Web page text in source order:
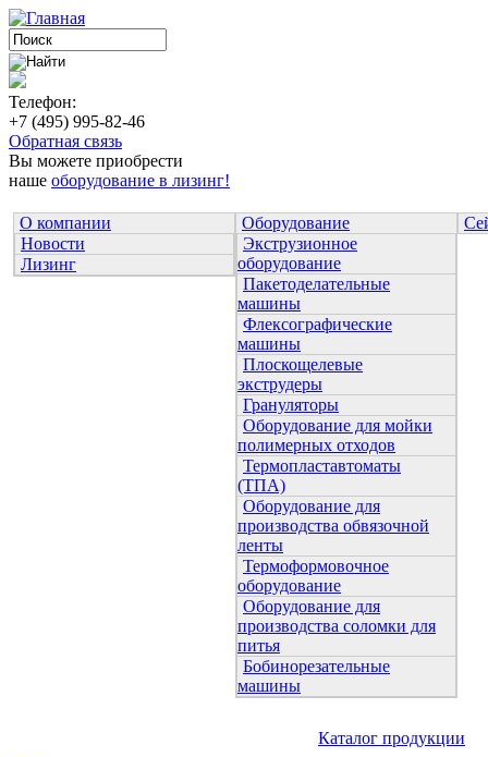
Телефон:
+7 (495) 995-82-46
Обратная связь
Вы можете приобрести
наше оборудование в лизинг!
О компании
Новости
Лизинг
Оборудование
Экструзионное
оборудование
Пакетоделательные
машины
Флексографические
машины
Плоскощелевые
экструдеры
Грануляторы
Оборудование для мойки
полимерных отходов
Термопластавтоматы
(ТПА)
Оборудование для
производства обвязочной
ленты
Термоформовочное
оборудование
Оборудование для
производства соломки для
питья
Бобинорезательные
машины
Каталог продукции